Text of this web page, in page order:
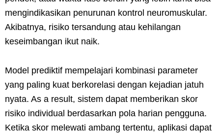
mengindikasikan penurunan kontrol neuromuskular.
Akibatnya, risiko tersandung atau kehilangan
keseimbangan ikut naik.
Model prediktif mempelajari kombinasi parameter
yang paling kuat berkorelasi dengan kejadian jatuh
nyata. As a result, sistem dapat memberikan skor
risiko individual berdasarkan pola harian pengguna.
Ketika skor melewati ambang tertentu, aplikasi dapat